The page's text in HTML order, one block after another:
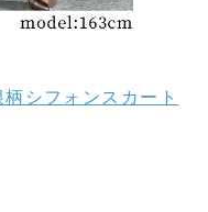
シフォンスカート